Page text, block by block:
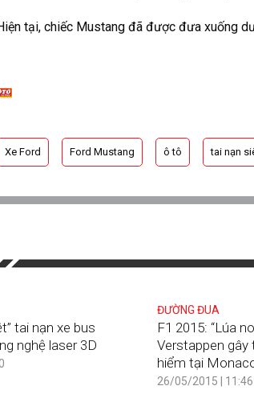
tại, chiếc Mustang đã được đưa xuống
Xe Ford Ford Mustang ô tô tai nạn
tai nạn xe bus
nghệ laser 3D
ĐƯỜNG ĐUA
F1 2015: “Lúa
Verstappen gây
hiểm tại
26/05/2015 | 11:46